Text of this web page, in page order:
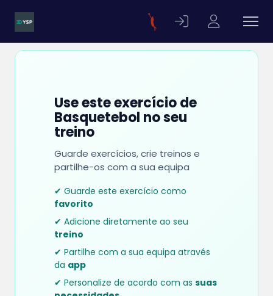
Use este exercício de
Basquetebol no seu
treino
Guarde exercícios, crie treinos e
partilhe-os com a sua equipa
✔ Guarde este exercício como
favorito
✔ Adicione diretamente ao seu
treino
✔ Partilhe com a sua equipa através
da app
✔ Personalize de acordo com as suas